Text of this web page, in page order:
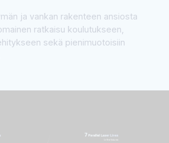
ja vankan rakenteen ansiosta
ratkaisu koulutukseen,
sekä pienimuotoisiin